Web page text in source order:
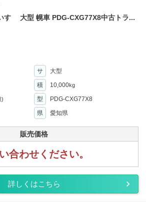
すゞ 大型 幌車 PDG-CXG77X8中古トラ...
サ
大型
積 10,000kg
) 型
PDG-CXG77X8
県 愛知県
販売価格
合わせください。
詳しくはこちら